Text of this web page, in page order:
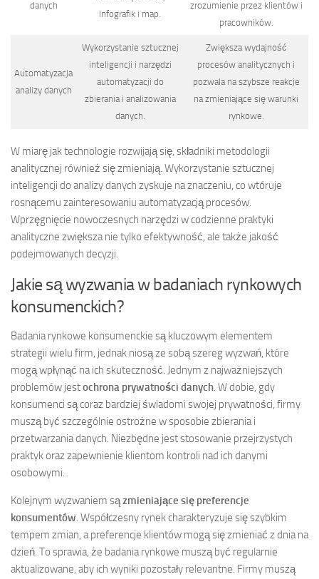
danych
infografik i map.
zrozumienie przez klientów i
pracowników.
Automatyzacja
analizy danych
Wykorzystanie sztucznej
inteligencji i narzędzi
automatyzacji do
zbierania i analizowania
danych.
Zwiększa wydajność
procesów analitycznych i
pozwala na szybsze reakcje
na zmieniające się warunki
rynkowe.
W miarę jak technologie rozwijają się, składniki metodologii
analitycznej również się zmieniają. Wykorzystanie sztucznej
inteligencji do analizy danych zyskuje na znaczeniu, co wtóruje
rosnącemu zainteresowaniu automatyzacją procesów.
Wprzęgnięcie nowoczesnych narzędzi w codzienne praktyki
analityczne zwiększa nie tylko efektywność, ale także jakość
podejmowanych decyzji.
Jakie są wyzwania w badaniach rynkowych
konsumenckich?
Badania rynkowe konsumenckie są kluczowym elementem
strategii wielu firm, jednak niosą ze sobą szereg wyzwań, które
mogą wpłynąć na ich skuteczność. Jednym z najważniejszych
problemów jestochrona prywatności danych. W dobie, gdy
konsumenci są coraz bardziej świadomi swojej prywatności, firmy
muszą być szczególnie ostrożne w sposobie zbierania i
przetwarzania danych. Niezbędne jest stosowanie przejrzystych
praktyk oraz zapewnienie klientom kontroli nad ich danymi
osobowymi.
Kolejnym wyzwaniem sązmieniające się preferencje
konsumentów. Współczesny rynek charakteryzuje się szybkim
tempem zmian, a preferencje klientów mogą się zmieniać z dnia na
dzień. To sprawia, że badania rynkowe muszą być regularnie
aktualizowane, aby ich wyniki pozostały relevantne. Firmy muszą